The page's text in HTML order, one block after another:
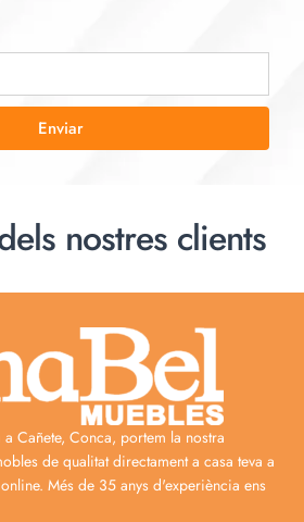
Enviar
nostres clients
Cañete, Conca, portem la nostra
de qualitat directament a casa teva a
Més de 35 anys d'experiència ens